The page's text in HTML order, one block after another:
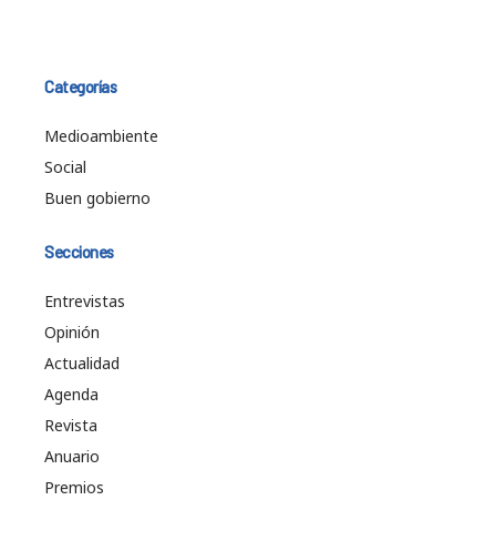
Categorías
Medioambiente
Social
Buen gobierno
Secciones
Entrevistas
Opinión
Actualidad
Agenda
Revista
Anuario
Premios